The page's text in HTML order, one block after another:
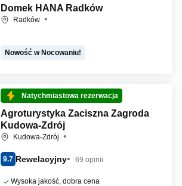
Domek HANA Radków
Radków
Nowość w Nocowaniu!
Natychmiastowa rezerwacja
Agroturystyka Zaciszna Zagroda
Kudowa-Zdrój
Kudowa-Zdrój
9.7 Rewelacyjny 69 opinii
Wysoka jakość, dobra cena